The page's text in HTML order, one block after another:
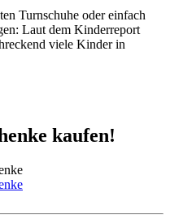
Turnschuhe oder einfach
Laut dem Kinderreport
viele Kinder in
kaufen!